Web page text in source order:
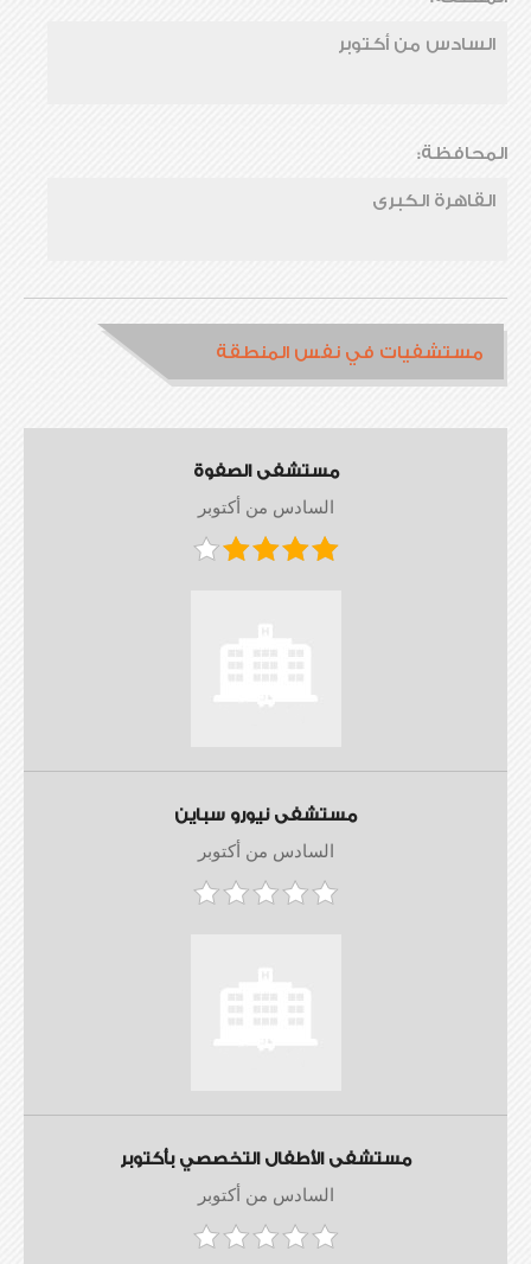
السادس من أكتوبر
المحافظة:
القاهرة الكبرى
مستشفيات في نفس المنطقة
مستشفى الصفوة
السادس من أكتوبر
مستشفى نيورو سباين
السادس من أكتوبر
مستشفى الأطفال التخصصي بأكتوبر
السادس من أكتوبر